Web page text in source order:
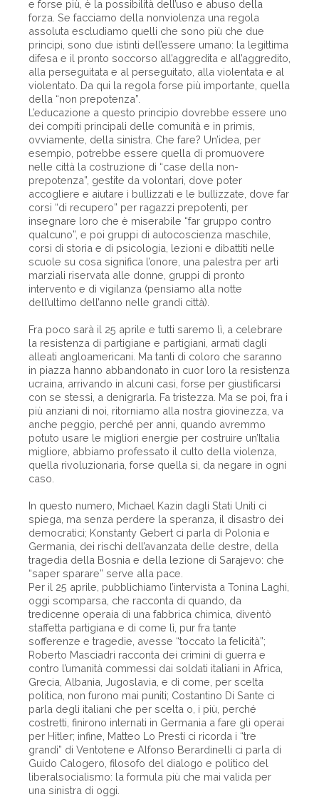
e forse più, è la possibilità dell’uso e abuso della
forza. Se facciamo della nonviolenza una regola
assoluta escludiamo quelli che sono più che due
principi, sono due istinti dell’essere umano: la legittima
difesa e il pronto soccorso all’aggredita e all’aggredito,
alla perseguitata e al perseguitato, alla violentata e al
violentato. Da qui la regola forse più importante, quella
della “non prepotenza”.
L’educazione a questo principio dovrebbe essere uno
dei compiti principali delle comunità e in primis,
ovviamente, della sinistra. Che fare? Un’idea, per
esempio, potrebbe essere quella di promuovere
nelle città la costruzione di “case della non-
prepotenza”, gestite da volontari, dove poter
accogliere e aiutare i bullizzati e le bullizzate, dove far
corsi “di recupero” per ragazzi prepotenti, per
insegnare loro che è miserabile “far gruppo contro
qualcuno”, e poi gruppi di autocoscienza maschile,
corsi di storia e di psicologia, lezioni e dibattiti nelle
scuole su cosa significa l’onore, una palestra per arti
marziali riservata alle donne, gruppi di pronto
intervento e di vigilanza (pensiamo alla notte
dell’ultimo dell’anno nelle grandi città).
Fra poco sarà il 25 aprile e tutti saremo lì, a celebrare
la resistenza di partigiane e partigiani, armati dagli
alleati angloamericani. Ma tanti di coloro che saranno
in piazza hanno abbandonato in cuor loro la resistenza
ucraina, arrivando in alcuni casi, forse per giustificarsi
con se stessi, a denigrarla. Fa tristezza. Ma se poi, fra i
più anziani di noi, ritorniamo alla nostra giovinezza, va
anche peggio, perché per anni, quando avremmo
potuto usare le migliori energie per costruire un’Italia
migliore, abbiamo professato il culto della violenza,
quella rivoluzionaria, forse quella sì, da negare in ogni
caso.
In questo numero, Michael Kazin dagli Stati Uniti ci
spiega, ma senza perdere la speranza, il disastro dei
democratici; Konstanty Gebert ci parla di Polonia e
Germania, dei rischi dell’avanzata delle destre, della
tragedia della Bosnia e della lezione di Sarajevo: che
“saper sparare” serve alla pace.
Per il 25 aprile, pubblichiamo l’intervista a Tonina Laghi,
oggi scomparsa, che racconta di quando, da
tredicenne operaia di una fabbrica chimica, diventò
staffetta partigiana e di come lì, pur fra tante
sofferenze e tragedie, avesse “toccato la felicità”;
Roberto Masciadri racconta dei crimini di guerra e
contro l’umanità commessi dai soldati italiani in Africa,
Grecia, Albania, Jugoslavia, e di come, per scelta
politica, non furono mai puniti; Costantino Di Sante ci
parla degli italiani che per scelta o, i più, perché
costretti, finirono internati in Germania a fare gli operai
per Hitler; infine, Matteo Lo Presti ci ricorda i “tre
grandi” di Ventotene e Alfonso Berardinelli ci parla di
Guido Calogero, filosofo del dialogo e politico del
liberalsocialismo: la formula più che mai valida per
una sinistra di oggi.